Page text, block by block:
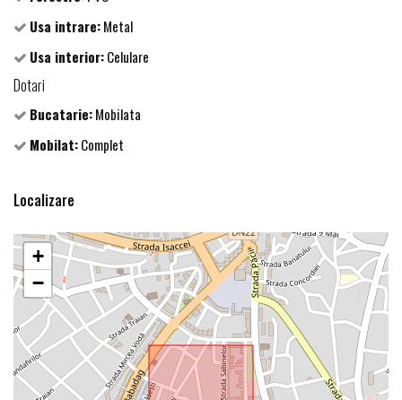
Usa intrare:Metal
Usa interior:Celulare
Dotari
Bucatarie:Mobilata
Mobilat:Complet
Localizare
+
−